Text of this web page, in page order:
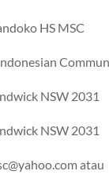
HS MSC
NSW 2031
NSW 2031
atau